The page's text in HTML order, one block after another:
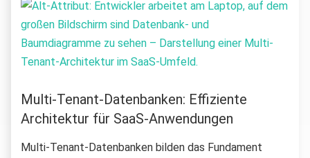
Multi-Tenant-Datenbanken: Effiziente
Architektur für SaaS-Anwendungen
Multi-Tenant-Datenbanken bilden das Fundament